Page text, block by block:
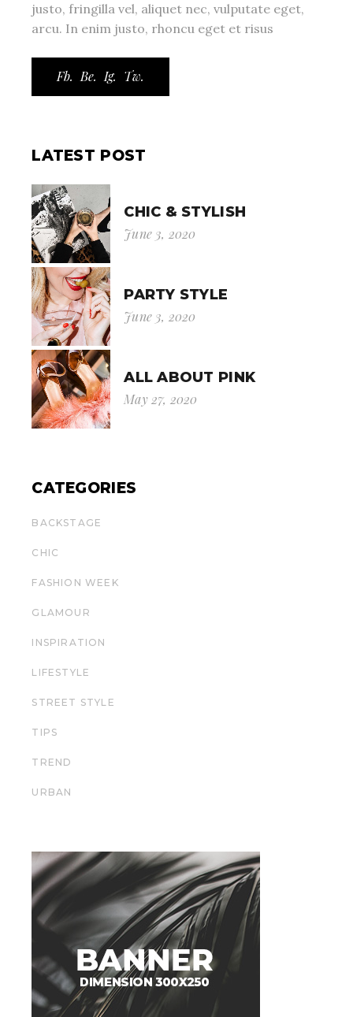
justo, fringilla vel, aliquet nec, vulputate eget,
arcu. In enim justo, rhoncu eget et risus
Fb. Be. Ig. Tw.
LATEST POST
CHIC & STYLISH
June 3, 2020
PARTY STYLE
June 3, 2020
ALL ABOUT PINK
May 27, 2020
CATEGORIES
BACKSTAGE
CHIC
FASHION WEEK
GLAMOUR
INSPIRATION
LIFESTYLE
STREET STYLE
TIPS
TREND
URBAN